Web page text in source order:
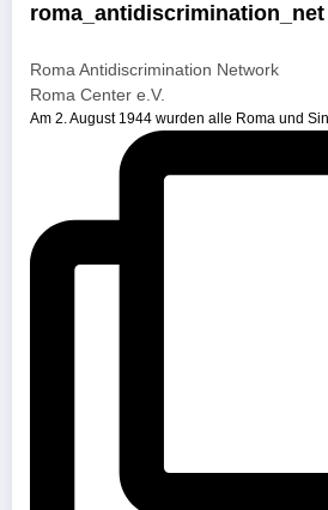
roma_antidiscrimination_net
Roma Antidiscrimination Network
Roma Center e.V.
Am 2. August 1944 wurden alle Roma und